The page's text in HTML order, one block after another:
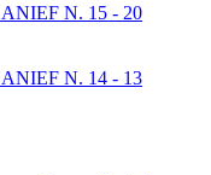
N. 15 - 20
N. 14 - 13